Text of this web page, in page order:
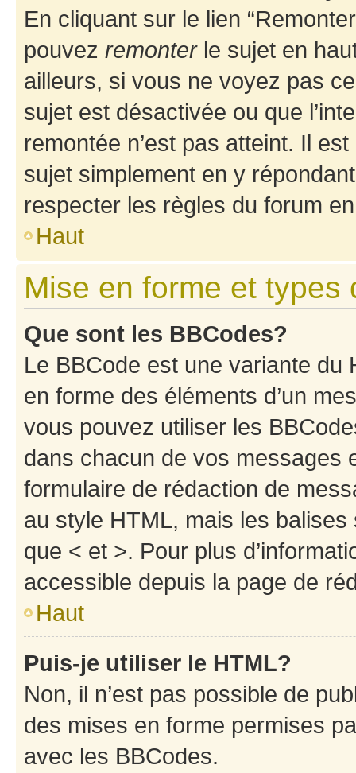
En cliquant sur le lien
pouvez remonterle sujet en
ailleurs, si vous ne voyez pas
sujet est désactivée ou que
remontée n’est pas atteint. Il
sujet simplement en y
respecter les règles du forum
Haut
Mise en forme et types
Que sont les BBCodes?
Le BBCode est une variante du
en forme des éléments d’un
vous pouvez utiliser les
dans chacun de vos messages
formulaire de rédaction de
au style HTML, mais les
que < et >. Pour plus
accessible depuis la page de
Haut
Puis-je utiliser le HTML?
Non, il n’est pas possible de
des mises en forme permises
avec les BBCodes.